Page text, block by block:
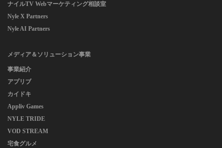
ナイルTV Webマーケティング相談室
Nyle X Partners
Nyle AI Partners
メディア＆ソリューション事業
事業紹介
アプリブ
カイドキ
Appliv Games
NYLE TRIDE
VOD STREAM
宅食グルメ